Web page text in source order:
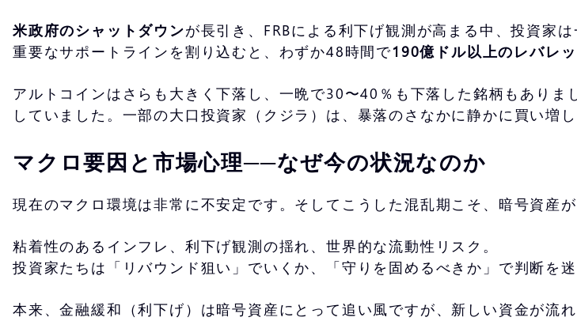
米政府のシャットダウンが長引き、FRBによる利下げ観測が高まる中、投資家
重要なサポートラインを割り込むと、わずか48時間で190億ドル以上のレバレ
アルトコインはさらも大きく下落し、一晩で30〜40％も下落した銘柄もあり
していました。一部の大口投資家（クジラ）は、暴落のさなかに静かに買い増
マクロ要因と市場心理──なぜ今の状況なのか
現在のマクロ環境は非常に不安定です。そしてこうした混乱期こそ、暗号資産
粘着性のあるインフレ、利下げ観測の揺れ、世界的な流動性リスク。
投資家たちは「リバウンド狙い」でいくか、「守りを固めるべきか」で判断を
本来、金融緩和（利下げ）は暗号資産にとって追い風ですが、新しい資金が流